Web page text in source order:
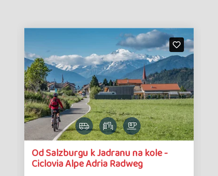
Od Salzburgu k Jadranu na kole -
Ciclovia Alpe Adria Radweg
Detail
zájezdu